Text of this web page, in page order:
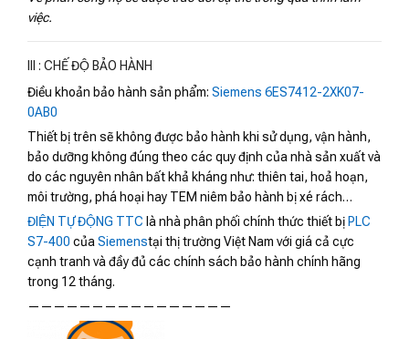
việc.
III : CHẾ ĐỘ BẢO HÀNH
Điều khoản bảo hành sản phẩm: Siemens 6ES7412-2XK07-
0AB0
Thiết bị trên sẽ không được bảo hành khi sử dụng, vận hành,
bảo dưỡng không đúng theo các quy định của nhà sản xuất và
do các nguyên nhân bất khả kháng như: thiên tai, hoả hoạn,
môi trường, phá hoại hay TEM niêm bảo hành bị xé rách…
ĐIỆN TỰ ĐỘNG TTC là nhà phân phối chính thức thiết bị PLC
S7-400 của Siemenstại thị trường Việt Nam với giá cả cực
cạnh tranh và đầy đủ các chính sách bảo hành chính hãng
trong 12 tháng.
————————————————